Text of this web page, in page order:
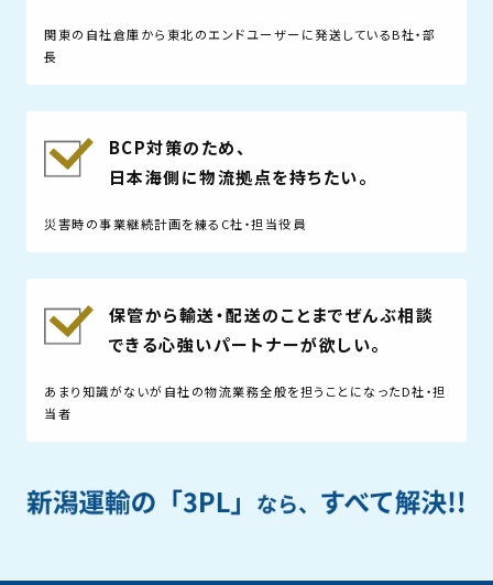
関東の自社倉庫から東北のエンドユーザーに発送しているB社・部
長
BCP対策のため、
日本海側に物流拠点を持ちたい。
災害時の事業継続計画を練るC社・担当役員
保管から輸送・配送のことまでぜんぶ相談
できる心強いパートナーが欲しい。
あまり知識がないが自社の物流業務全般を担うことになったD社・担
当者